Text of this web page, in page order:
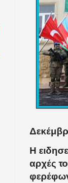
Η
αρχές